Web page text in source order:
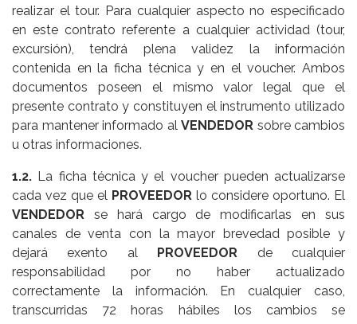
realizar el tour. Para cualquier aspecto no especificado
en este contrato referente a cualquier actividad (tour,
excursión), tendrá plena validez la información
contenida en la ficha técnica y en el voucher. Ambos
documentos poseen el mismo valor legal que el
presente contrato y constituyen el instrumento utilizado
para mantener informado al VENDEDOR sobre cambios
u otras informaciones.
1.2. La ficha técnica y el voucher pueden actualizarse
cada vez que el PROVEEDOR lo considere oportuno. El
VENDEDOR se hará cargo de modificarlas en sus
canales de venta con la mayor brevedad posible y
dejará exento al PROVEEDOR de cualquier
responsabilidad por no haber actualizado
correctamente la información. En cualquier caso,
transcurridas 72 horas hábiles los cambios se